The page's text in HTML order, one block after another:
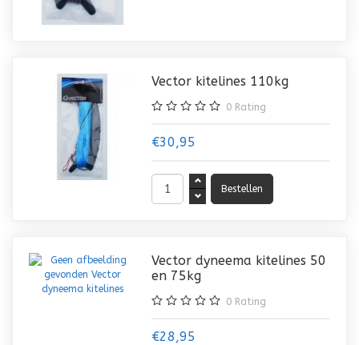
Vector kitelines 110kg
0 Rating
€30,95
Vector dyneema kitelines 50
en 75kg
0 Rating
€28,95